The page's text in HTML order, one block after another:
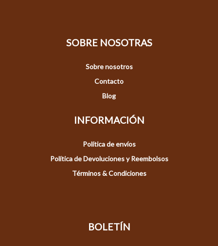
SOBRE NOSOTRAS
Sobre nosotros
Contacto
Blog
INFORMACIÓN
Política de envíos
Política de Devoluciones y Reembolsos
Términos & Condiciones
BOLETÍN